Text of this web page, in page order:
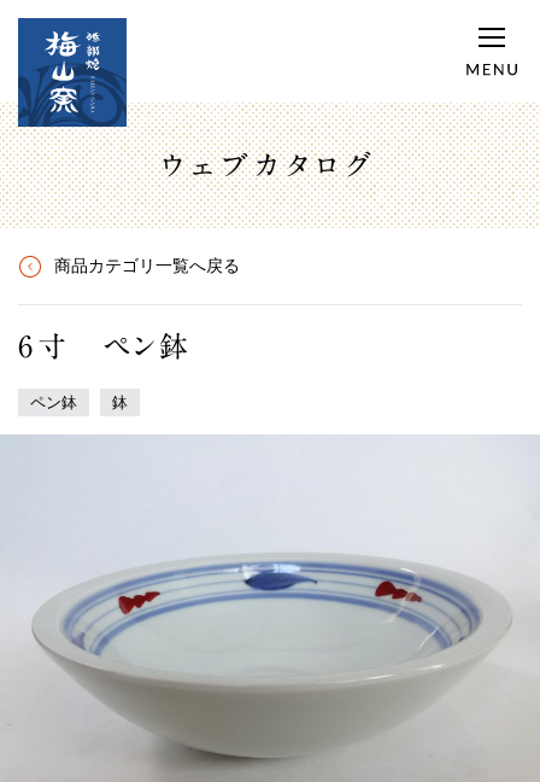
ウェブカタログ
商品カテゴリ一覧へ戻る
6寸 ペン鉢
ペン鉢 鉢